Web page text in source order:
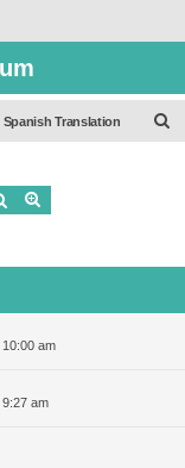
Spanish Translation
Buscar
am
am